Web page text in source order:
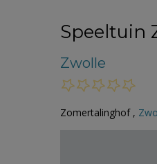
Speeltuin
Zwolle
Zomertalinghof ,